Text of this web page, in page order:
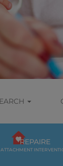
REPAIRE
ATTACHMENT